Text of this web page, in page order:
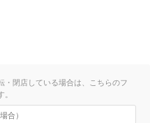
・閉店している場合は、こちらのフ